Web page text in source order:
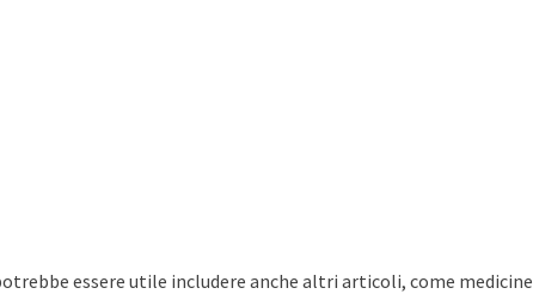
essere utile includere anche altri articoli, come medicine